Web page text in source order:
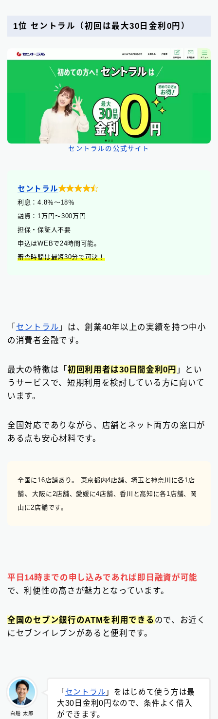
1位 セントラル （初回は最大30日金利0円）
セントラルの公式サイト
セントラル
利息：4.8％〜18％
融資：1万円〜300万円
担保・保証人不要
申込はWEBで24時間可能。
審査時間は最短30分で可決！
「 セントラル 」は、創業40年以上の実績を持つ中小
の消費者金融です。
最大の特徴は「 初回利用者は30日間金利0円 」とい
うサービスで、短期利用を検討している方に向いて
います。
全国対応でありながら、店舗とネット両方の窓口が
ある点も安心材料です。
全国に16店舗あり。 東京都内4店舗、埼玉と神奈川 に各1店
舗、大阪に2店舗、愛媛に4店舗、香川と高知に各1店舗、岡
山に2店舗です。
平日14時までの申し込みであれば即日融資が可能
で、利便性の高さが魅力となっています。
全国のセブン銀行のATMを利用できる ので、お近く
にセブンイレブンがあると便利です。
白船 太郎
「 セントラル 」をはじめて使う方は最
大30日金利0円なので、条件よく借入
ができます。